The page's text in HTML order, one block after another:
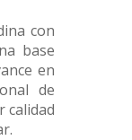
con
base
en
de
calidad